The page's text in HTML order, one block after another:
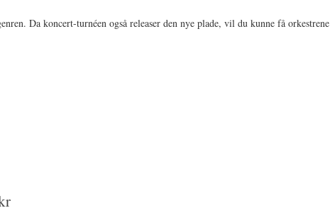
Da koncert-turnéen også releaser den nye plade, vil du kunne få orkestrene